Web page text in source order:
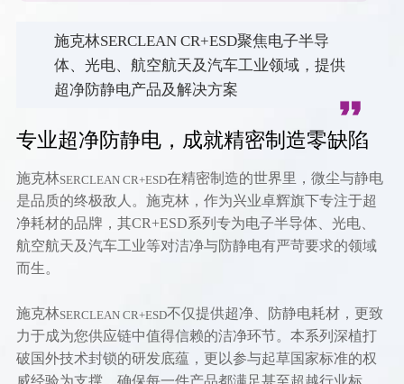
施克林SERCLEAN CR+ESD聚焦电子半导
体、光电、航空航天及汽车工业领域，提供
超净防静电产品及解决方案
专业超净防静电，成就精密制造零缺陷
施克林SERCLEAN CR+ESD在精密制造的世界里，微尘与静电
是品质的终极敌人。施克林，作为兴业卓辉旗下专注于超
净耗材的品牌，其CR+ESD系列专为电子半导体、光电、
航空航天及汽车工业等对洁净与防静电有严苛要求的领域
而生。
施克林SERCLEAN CR+ESD不仅提供超净、防静电耗材，更致
力于成为您供应链中值得信赖的洁净环节。本系列深植打
破国外技术封锁的研发底蕴，更以参与起草国家标准的权
威经验为支撑，确保每一件产品都满足甚至超越行业标